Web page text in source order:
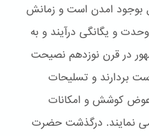
بوجود امدن است و زمانش
و یگانگی درآیند و به
در قرن نوزدهم نصیحت
بردارند و تسلیحات
عوض کوشش و امکانات
نمایند. درگذشت حضرت